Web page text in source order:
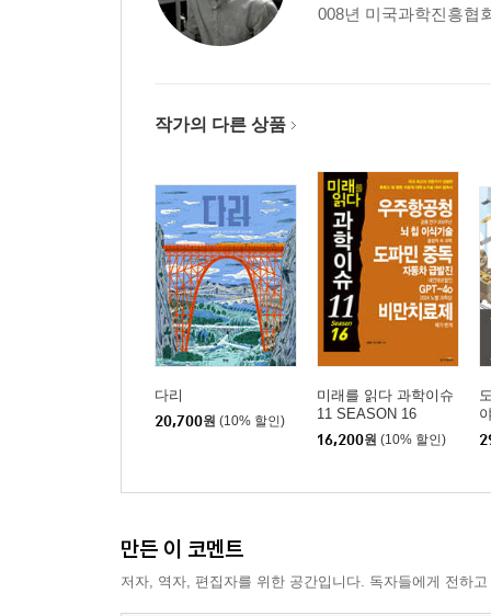
008년 미국과학진흥협
작가의 다른 상품
다리
20,700원 (10% 할인)
미래를 읽다 과학이슈
11 SEASON 16
16,200원 (10% 할인)
만든 이 코멘트
저자, 역자, 편집자를 위한 공간입니다. 독자들에게 전하